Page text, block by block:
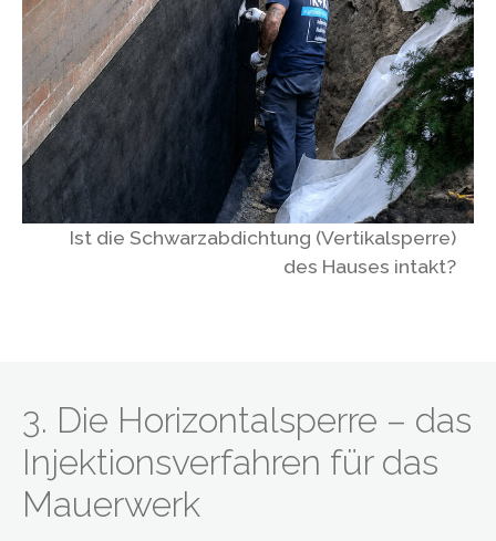
Ist die Schwarzabdichtung (Vertikalsperre)
des Hauses intakt?
3. Die Horizontalsperre – das
Injektions­verfahren für das
Mauerwerk